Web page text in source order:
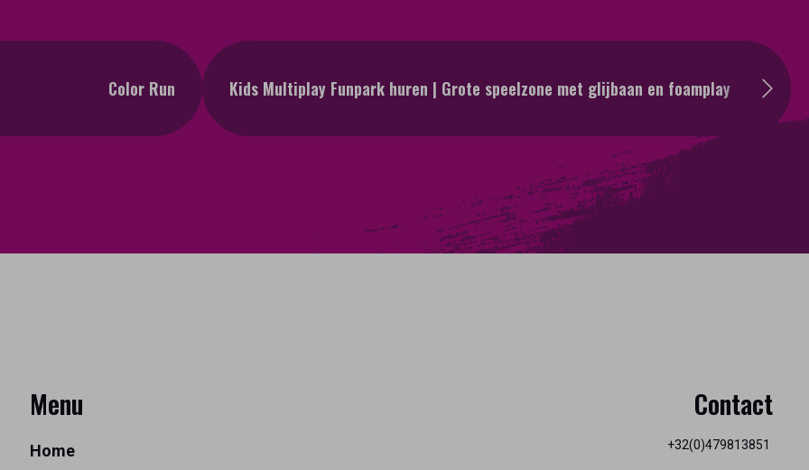
Color Run Kids Multiplay Funpark huren | Grote speelzone met glijbaan en foamplay
Menu
Home
Contact
+32(0)479813851